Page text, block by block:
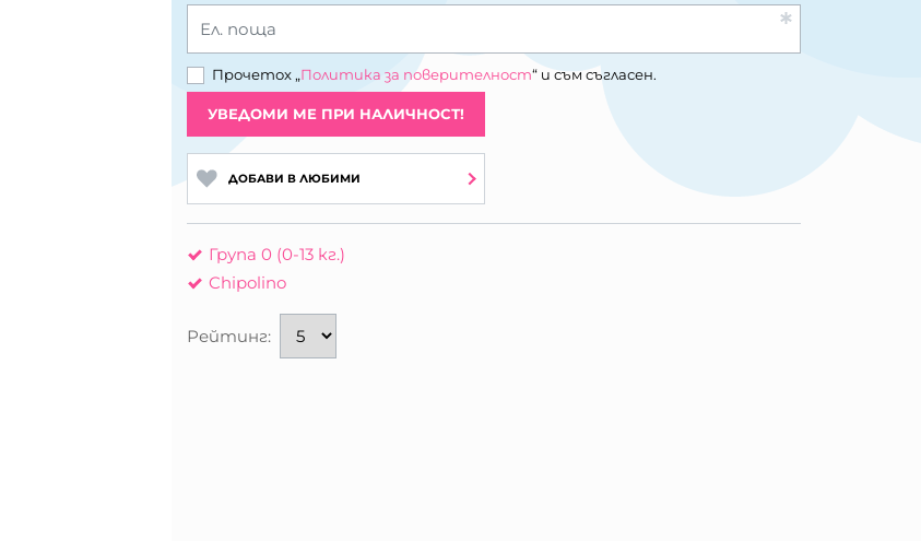
Ел. поща
Прочетох „Политика за поверителност“ и съм съгласен.
УВЕДОМИ МЕ ПРИ НАЛИЧНОСТ!
ДОБАВИ В ЛЮБИМИ
Група 0 (0-13 кг.)
Chipolino
Рейтинг: